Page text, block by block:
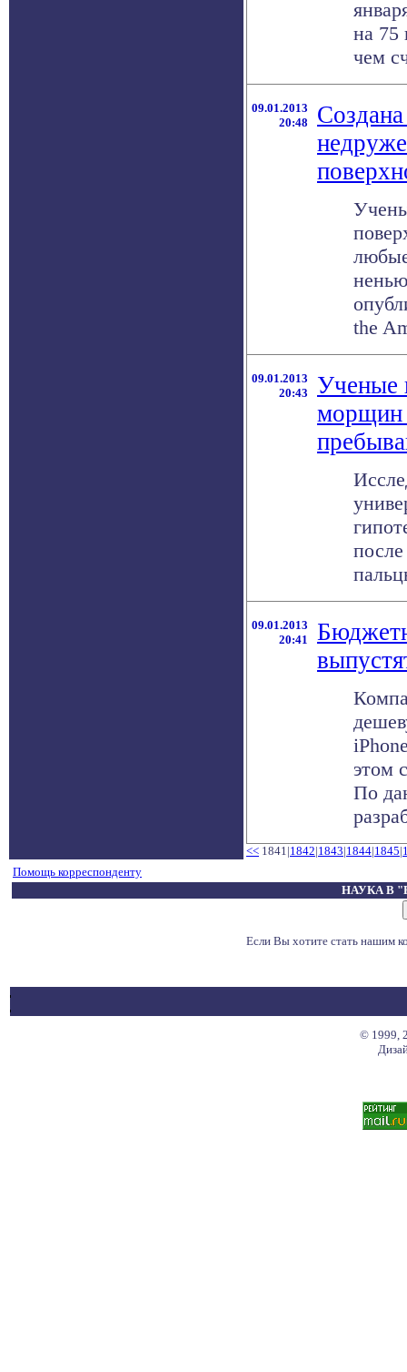
на 75
чем
09.01.2013
20:48
the
09.01.2013
20:43
Ученые
морщин
09.01.2013
20:41
этом
По
<< 1841|1842|1843|1844|1845|
Помощь корреспонденту
НАУКА В
Если Вы хотите стать нашим
© 1999,